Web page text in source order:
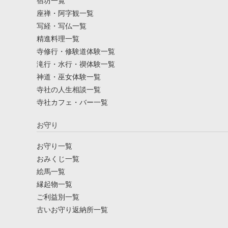
座禅・阿字観一覧
写経・写仏一覧
精進料理一覧
寺修行・修験道体験一覧
滝行・水行・禊体験一覧
神道・巫女体験一覧
寺社の人生相談一覧
寺社カフェ・バー一覧
お守り
お守り一覧
おみくじ一覧
絵馬一覧
縁起物一覧
ご利益別一覧
古いお守り返納所一覧